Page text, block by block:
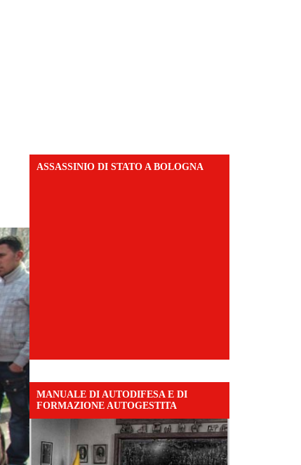
ASSASSINIO DI STATO A BOLOGNA
MANUALE DI AUTODIFESA E DI
FORMAZIONE AUTOGESTITA